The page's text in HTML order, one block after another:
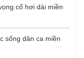
cổ hơi dài miền
sống dân ca miền